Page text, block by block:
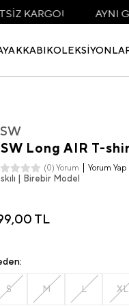
AYNI GÜN KARGO
Long AIR T-
(0) Yorum Yorum Yap
| Birebir Model
TL
S M L XL